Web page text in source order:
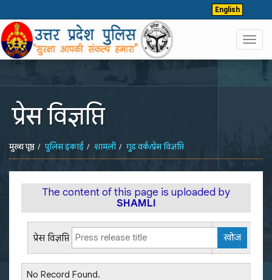
English
प्रेस विज्ञप्ति
मुख्य पृष्ठ पुलिस इकाई शामली गुड वर्क/प्रेस विज्ञप्ति
The content of this page is uploaded by
SHAMLI
प्रेस विज्ञप्ति
No Record Found.